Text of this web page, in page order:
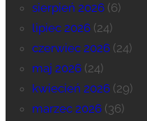
sierpień 2026(6)
lipiec 2026(24)
czerwiec 2026(24)
maj 2026(24)
kwiecień 2026(29)
marzec 2026(36)